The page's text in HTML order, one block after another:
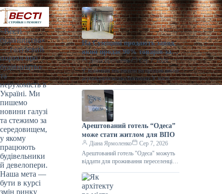
«Весті
будівництва»
— галузевий
портал про
будівництво
та
нерухомість в
Україні. Ми
пишемо
новини галузі
та стежимо за
середовищем,
у якому
працюють
будівельники
й девелопери.
Наша мета —
бути в курсі
змін ринку
На Сумщині продають завод,
який продає 90% товарів за
кордон
Діана Ярмоленко
Сер 7, 2026
У Конотопі виставили на продаж діюче
агропідприємство/Inventure У місті
Конотоп Сумської області виставили
на продаж 100% корпоративних прав
діючого агропереробного
Арештований готель “Одеса”
може стати житлом для ВПО
Діана Ярмоленко
Сер 7, 2026
Арештований готель "Одеса" можуть
віддати для проживання переселенців /
може стати першим арештованим
об’єктом нерухомості,